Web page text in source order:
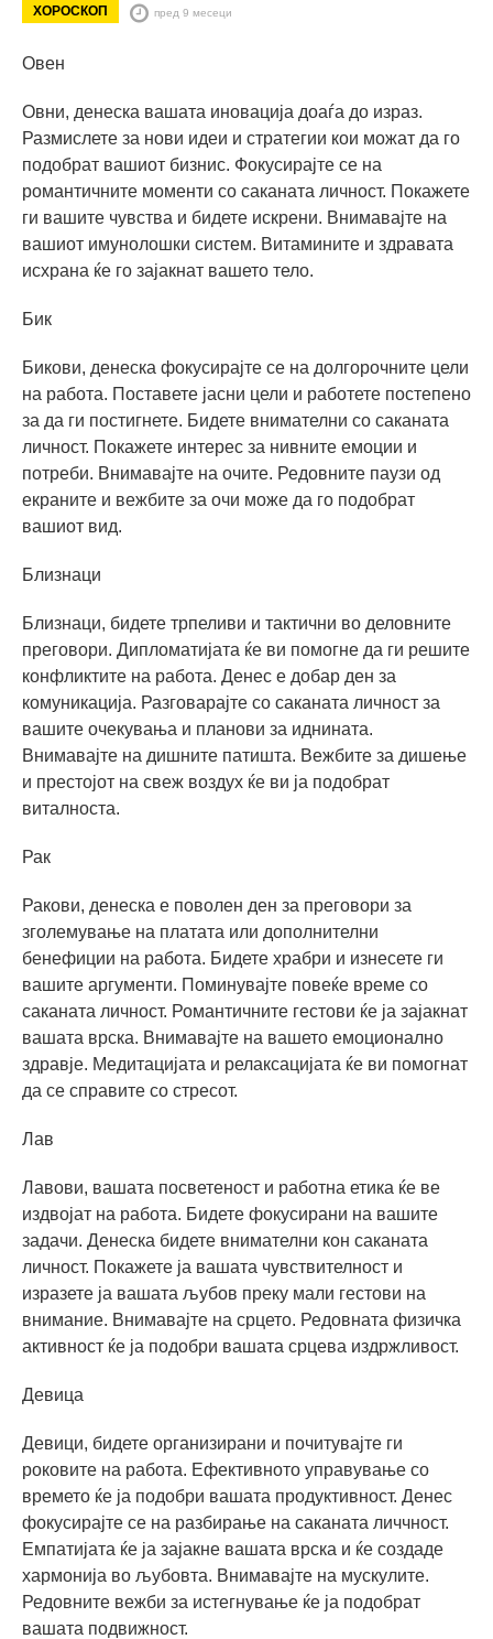
ХОРОСКОП пред 9 месеци
Овен
Овни, денеска вашата иновација доаѓа до израз.
Размислете за нови идеи и стратегии кои можат да го
подобрат вашиот бизнис. Фокусирајте се на
романтичните моменти со саканата личност. Покажете
ги вашите чувства и бидете искрени. Внимавајте на
вашиот имунолошки систем. Витамините и здравата
исхрана ќе го зајакнат вашето тело.
Бик
Бикови, денеска фокусирајте се на долгорочните цели
на работа. Поставете јасни цели и работете постепено
за да ги постигнете. Бидете внимателни со саканата
личност. Покажете интерес за нивните емоции и
потреби. Внимавајте на очите. Редовните паузи од
екраните и вежбите за очи може да го подобрат
вашиот вид.
Близнаци
Близнаци, бидете трпеливи и тактични во деловните
преговори. Дипломатијата ќе ви помогне да ги решите
конфликтите на работа. Денес е добар ден за
комуникација. Разговарајте со саканата личност за
вашите очекувања и планови за иднината.
Внимавајте на дишните патишта. Вежбите за дишење
и престојот на свеж воздух ќе ви ја подобрат
виталноста.
Рак
Ракови, денеска е поволен ден за преговори за
зголемување на платата или дополнителни
бенефиции на работа. Бидете храбри и изнесете ги
вашите аргументи. Поминувајте повеќе време со
саканата личност. Романтичните гестови ќе ја зајакнат
вашата врска. Внимавајте на вашето емоционално
здравје. Медитацијата и релаксацијата ќе ви помогнат
да се справите со стресот.
Лав
Лавови, вашата посветеност и работна етика ќе ве
издвојат на работа. Бидете фокусирани на вашите
задачи. Денеска бидете внимателни кон саканата
личност. Покажете ја вашата чувствителност и
изразете ја вашата љубов преку мали гестови на
внимание. Внимавајте на срцето. Редовната физичка
активност ќе ја подобри вашата срцева издржливост.
Девица
Девици, бидете организирани и почитувајте ги
роковите на работа. Ефективното управување со
времето ќе ја подобри вашата продуктивност. Денес
фокусирајте се на разбирање на саканата личчност.
Емпатијата ќе ја зајакне вашата врска и ќе создаде
хармонија во љубовта. Внимавајте на мускулите.
Редовните вежби за истегнување ќе ја подобрат
вашата подвижност.